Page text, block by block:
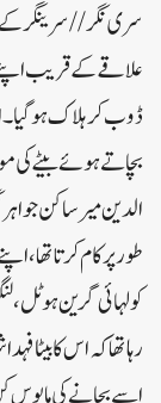
علاقے کے قریب
ڈوب کر ہلاک
بچاتے ہوئے بیٹے کی
الدین میر ساکن
طور پر کام کرتا تھا،
کولہائی گرین
رہا تھا کہ اس کا بیٹا